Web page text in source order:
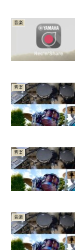
音楽
音楽
音楽
音楽